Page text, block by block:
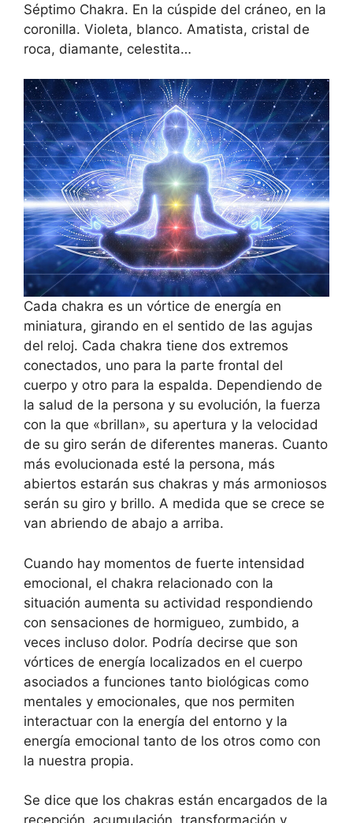
Séptimo Chakra. En la cúspide del cráneo, en la
coronilla. Violeta, blanco. Amatista, cristal de
roca, diamante, celestita…
Cada chakra es un vórtice de energía en
miniatura, girando en el sentido de las agujas
del reloj. Cada chakra tiene dos extremos
conectados, uno para la parte frontal del
cuerpo y otro para la espalda. Dependiendo de
la salud de la persona y su evolución, la fuerza
con la que «brillan», su apertura y la velocidad
de su giro serán de diferentes maneras. Cuanto
más evolucionada esté la persona, más
abiertos estarán sus chakras y más armoniosos
serán su giro y brillo. A medida que se crece se
van abriendo de abajo a arriba.
Cuando hay momentos de fuerte intensidad
emocional, el chakra relacionado con la
situación aumenta su actividad respondiendo
con sensaciones de hormigueo, zumbido, a
veces incluso dolor. Podría decirse que son
vórtices de energía localizados en el cuerpo
asociados a funciones tanto biológicas como
mentales y emocionales, que nos permiten
interactuar con la energía del entorno y la
energía emocional tanto de los otros como con
la nuestra propia.
Se dice que los chakras están encargados de la